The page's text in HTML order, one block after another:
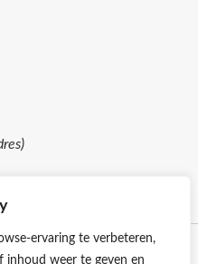
ervaring te verbeteren,
inhoud weer te geven en